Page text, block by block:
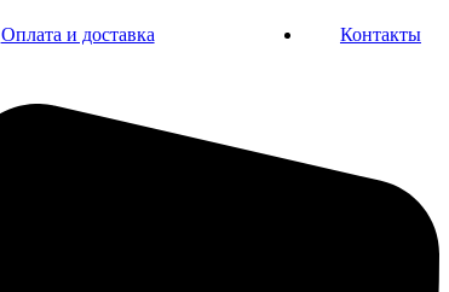
Оплата и доставка Контакты